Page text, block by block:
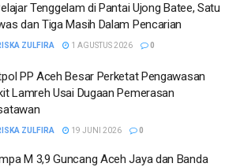
Tenggelam di Pantai Ujong Batee, Satu
dan Tiga Masih Dalam Pencarian
ZULFIRA 1 AGUSTUS 2026 0
PP Aceh Besar Perketat Pengawasan
Lamreh Usai Dugaan Pemerasan
ZULFIRA 19 JUNI 2026 0
M 3,9 Guncang Aceh Jaya dan Banda